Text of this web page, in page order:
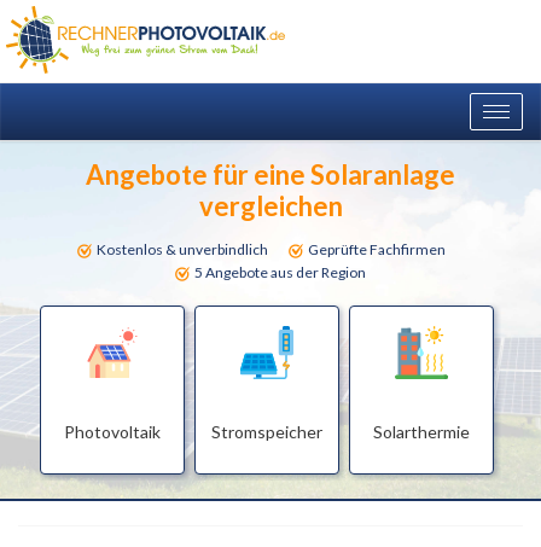
Angebote für eine Solaranlage
vergleichen
Kostenlos & unverbindlich
Geprüfte Fachfirmen
5 Angebote aus der Region
Photovoltaik Stromspeicher Solarthermie